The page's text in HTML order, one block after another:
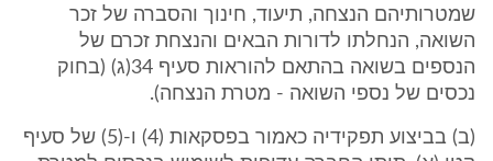
שמטרותיהם הנצחה, תיעוד, חינוך והסברה של זכר
השואה, הנחלתו לדורות הבאים והנצחת זכרם של
הנספים בשואה בהתאם להוראות סעיף 34(ג) (בחוק
נכסים של נספי השואה - מטרת הנצחה).
(ב) בביצוע תפקידיה כאמור בפסקאות (4) ו-(5) של סעיף